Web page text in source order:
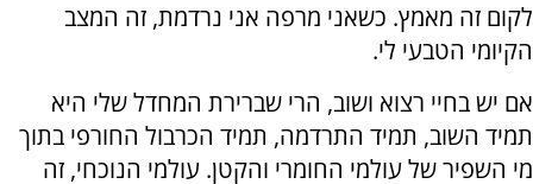
לקום זה מאמץ. כשאני מרפה אני נרדמת, זה המצב
הקיומי הטבעי לי.
אם יש בחיי רצוא ושוב, הרי שברירת המחדל שלי היא
תמיד השוב, תמיד התרדמה, תמיד הכרבול החורפי בתוך
מי השפיר של עולמי החומרי והקטן. עולמי הנוכחי, זה